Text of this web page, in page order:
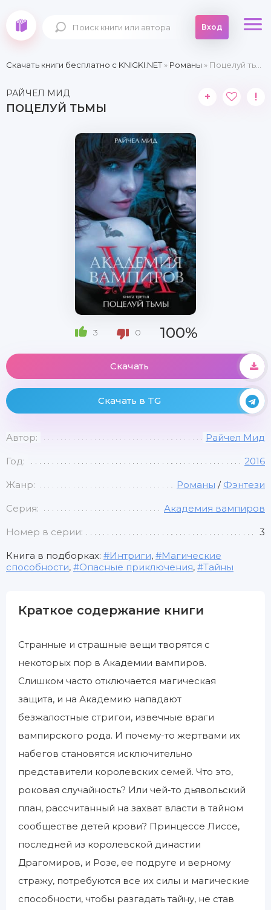
Вход
Скачать книги бесплатно c KNIGKI.NET» Романы » Поцелуй тьмы
РАЙЧЕЛ МИД
ПОЦЕЛУЙ ТЬМЫ
+ !
3 0 100%
Скачать
Скачать в TG
Автор: Райчел Мид
Год: 2016
Жанр: Романы / Фэнтези
Серия: Академия вампиров
Номер в серии: 3
Книга в подборках: Интриги,
Магические
способности, Опасные приключения, Тайны
Краткое содержание книги
Странные и страшные вещи творятся с
некоторых пор в Академии вампиров.
Слишком часто отключается магическая
защита, и на Академию нападают
безжалостные стригои, извечные враги
вампирского рода. И почему-то жертвами их
набегов становятся исключительно
представители королевских семей. Что это,
роковая случайность? Или чей-то дьявольский
план, рассчитанный на захват власти в тайном
сообществе детей крови? Принцессе Лиссе,
последней из королевской династии
Драгомиров, и Розе, ее подруге и верному
стражу, потребуются все их силы и магические
способности, чтобы разгадать тайну, не став